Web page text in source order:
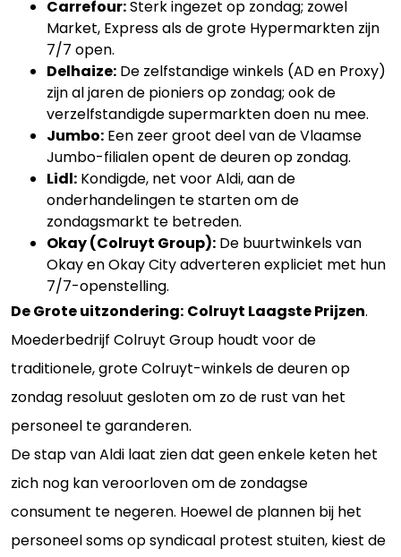
Carrefour:Sterk ingezet op zondag; zowel
Market, Express als de grote Hypermarkten zijn
7/7 open.
Delhaize: De zelfstandige winkels (AD en Proxy)
zijn al jaren de pioniers op zondag; ook de
verzelfstandigde supermarkten doen nu mee.
Jumbo: Een zeer groot deel van de Vlaamse
Jumbo-filialen opent de deuren op zondag.
Lidl: Kondigde, net voor Aldi, aan de
onderhandelingen te starten om de
zondagsmarkt te betreden.
Okay (Colruyt Group): De buurtwinkels van
Okay en Okay City adverteren expliciet met hun
7/7-openstelling.
De Grote uitzondering: Colruyt Laagste Prijzen.
Moederbedrijf Colruyt Group houdt voor de
traditionele, grote Colruyt-winkels de deuren op
zondag resoluut gesloten om zo de rust van het
personeel te garanderen.
De stap van Aldi laat zien dat geen enkele keten het
zich nog kan veroorloven om de zondagse
consument te negeren. Hoewel de plannen bij het
personeel soms op syndicaal protest stuiten, kiest de